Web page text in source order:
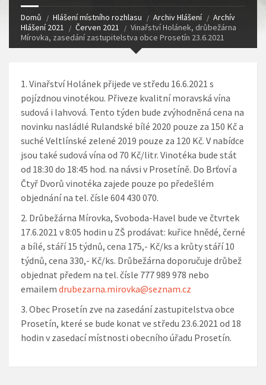
Domů Hlášení místního rozhlasu Archiv Hlášení
Archív
Hlášení 2021
Červen 2021
Vinařství Holánek, drůbežárna
Mírovka, zasedání zastupitelstva obce Prosetín 23.6.2021
Vinařství Holánek přijede ve středu 16.6.2021 s
pojízdnou vinotékou. Přiveze kvalitní moravská vína
sudová i lahvová. Tento týden bude zvýhodněná cena na
novinku nasládlé Rulandské bílé 2020 pouze za 150 Kč a
suché Veltlínské zelené 2019 pouze za 120 Kč. V nabídce
jsou také sudová vína od 70 Kč/litr. Vinotéka bude stát
od 18:30 do 18:45 hod. na návsi v Prosetíně. Do Brťoví a
Čtyř Dvorů vinotéka zajede pouze po předešlém
objednání na tel. čísle 604 430 070.
Drůbežárna Mírovka, Svoboda-Havel bude ve čtvrtek
17.6.2021 v 8:05 hodin u ZŠ prodávat: kuřice hnědé, černé
a bílé, stáří 15 týdnů, cena 175,- Kč/ks a krůty stáří 10
týdnů, cena 330,- Kč/ks. Drůbežárna doporučuje drůbež
objednat předem na tel. čísle 777 989 978 nebo
emailem drubezarna.mirovka@seznam.cz
Obec Prosetín zve na zasedání zastupitelstva obce
Prosetín, které se bude konat ve středu 23.6.2021 od 18
hodin v zasedací místnosti obecního úřadu Prosetín.